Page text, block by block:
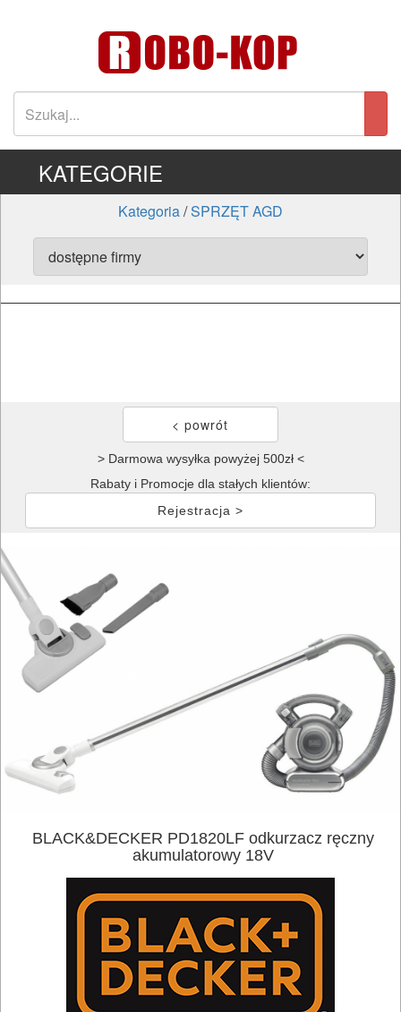
KATEGORIE
Kategoria/SPRZĘT AGD
> Darmowa wysyłka powyżej 500zł <
Rabaty i Promocje dla stałych klientów:
Rejestracja >
BLACK&DECKER PD1820LF odkurzacz ręczny
akumulatorowy 18V